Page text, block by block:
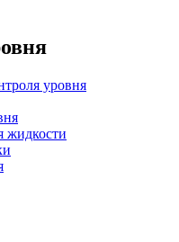
уровня
жидкости